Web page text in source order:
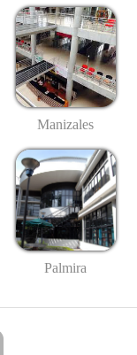
Manizales
Palmira